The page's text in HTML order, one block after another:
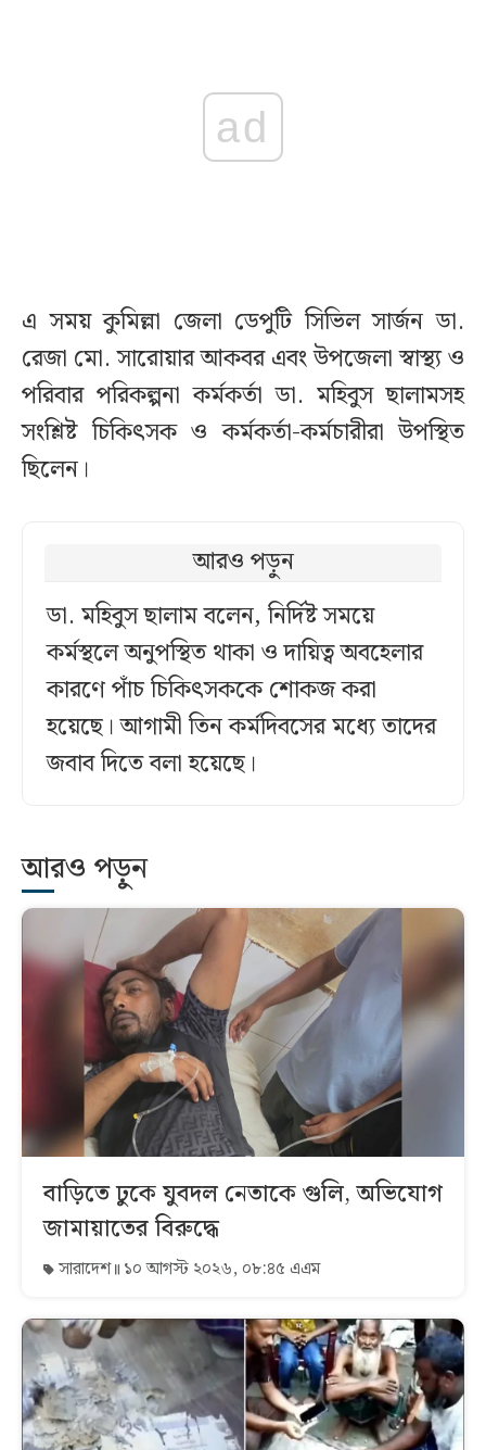
ad
এ সময় কুমিল্লা জেলা ডেপুটি সিভিল সার্জন ডা.
রেজা মো. সারোয়ার আকবর এবং উপজেলা স্বাস্থ্য ও
পরিবার পরিকল্পনা কর্মকর্তা ডা. মহিবুস ছালামসহ
সংশ্লিষ্ট চিকিৎসক ও কর্মকর্তা-কর্মচারীরা উপস্থিত
ছিলেন।
আরও পড়ুন
ডা. মহিবুস ছালাম বলেন, নির্দিষ্ট সময়ে
কর্মস্থলে অনুপস্থিত থাকা ও দায়িত্ব অবহেলার
কারণে পাঁচ চিকিৎসককে শোকজ করা
হয়েছে। আগামী তিন কর্মদিবসের মধ্যে তাদের
জবাব দিতে বলা হয়েছে।
আরও পড়ুন
বাড়িতে ঢুকে যুবদল নেতাকে গুলি, অভিযোগ
জামায়াতের বিরুদ্ধে
সারাদেশ ১০ আগস্ট ২০২৬, ০৮:৪৫ এএম